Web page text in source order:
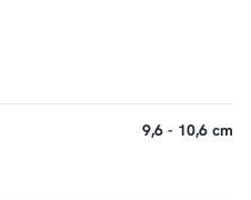
9,6 - 10,6 cm